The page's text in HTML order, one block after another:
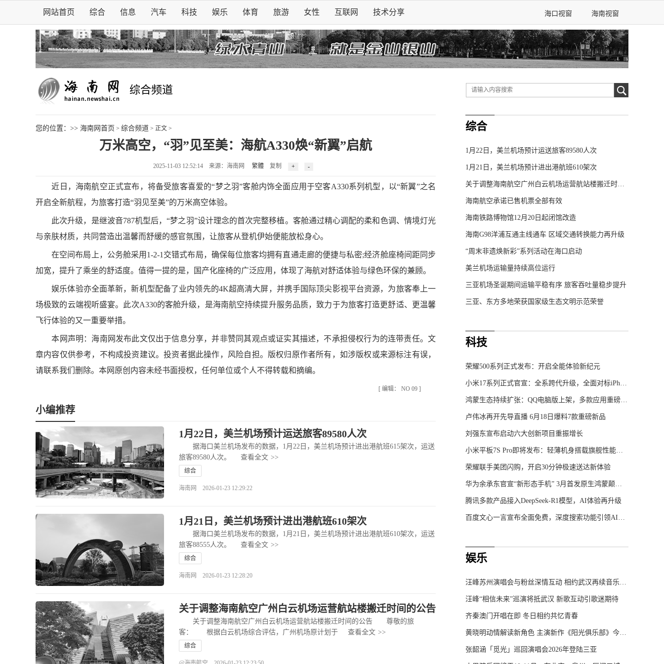
网站首页 综合 信息 汽车 科技 娱乐 体育 旅游 女性 互联网 技术分享 海口视窗 海南视窗
综合频道
您的位置：>> 海南网首页 > 综合频道 > 正文 >
万米高空，“羽”见至美：海航A330焕“新翼”启航
2025-11-03 12:52:14 来源：海南网 繁體 复制
近日，海南航空正式宣布，将备受旅客喜爱的“梦之羽”客舱内饰全面应用于空客A330系列机型，以“新翼”之名
开启全新航程，为旅客打造“羽见至美”的万米高空体验。
此次升级，是继波音787机型后，“梦之羽”设计理念的首次完整移植。客舱通过精心调配的柔和色调、情境灯光
与亲肤材质，共同营造出温馨而舒缓的感官氛围，让旅客从登机伊始便能放松身心。
在空间布局上，公务舱采用1-2-1交错式布局，确保每位旅客均拥有直通走廊的便捷与私密;经济舱座椅间距同步
加宽，提升了乘坐的舒适度。值得一提的是，国产化座椅的广泛应用，体现了海航对舒适体验与绿色环保的兼顾。
娱乐体验亦全面革新，新机型配备了业内领先的4K超高清大屏，并携手国际顶尖影视平台资源，为旅客奉上一
场极致的云端视听盛宴。此次A330的客舱升级，是海南航空持续提升服务品质，致力于为旅客打造更舒适、更温馨
飞行体验的又一重要举措。
本网声明：海南网发布此文仅出于信息分享，并非赞同其观点或证实其描述，不承担侵权行为的连带责任。文
章内容仅供参考，不构成投资建议。投资者据此操作，风险自担。版权归原作者所有，如涉版权或来源标注有误，
请联系我们删除。本网原创内容未经书面授权，任何单位或个人不得转载和摘编。
[ 编辑： NO 09 ]
小编推荐
1月22日，美兰机场预计运送旅客89580人次
据海口美兰机场发布的数据，1月22日，美兰机场预计进出港航班615架次，运送
旅客89580人次。
查看全文 >>
综合
海南网 2026-01-23 12:29:22
1月21日，美兰机场预计进出港航班610架次
据海口美兰机场发布的数据，1月21日，美兰机场预计进出港航班610架次，运送
旅客88555人次。
查看全文 >>
综合
海南网 2026-01-23 12:28:20
关于调整海南航空广州白云机场运营航站楼搬迁时间的公告
关于调整海南航空广州白云机场运营航站楼搬迁时间的公告 尊敬的旅
客： 根据白云机场综合评估，广州机场原计划于
查看全文 >>
综合
综合
1月22日，美兰机场预计运送旅客89580人次
1月21日，美兰机场预计进出港航班610架次
关于调整海南航空广州白云机场运营航站楼搬迁时间的公告
海南航空承诺已售机票全部有效
海南铁路博物馆12月20日起闭馆改造
海南G98洋浦互通主线通车 区域交通转换能力再升级
“周末非遗焕新彩”系列活动在海口启动
美兰机场运输量持续高位运行
三亚机场圣诞期间运输平稳有序 旅客吞吐量稳步提升
三亚、东方多地荣获国家级生态文明示范荣誉
科技
荣耀500系列正式发布：开启全能体验新纪元
小米17系列正式官宣：全系跨代升级，全面对标iPhone
鸿蒙生态持续扩张：QQ电脑版上架，多款应用重磅更新
卢伟冰再开先导直播 6月18日爆料7款重磅新品
刘强东宣布启动六大创新项目重振增长
小米平板7S Pro即将发布：轻薄机身搭载旗舰性能，重塑移动办公体验
荣耀联手美团闪购，开启30分钟极速送达新体验
华为余承东官宣“新形态手机” 3月首发原生鸿蒙颠覆想象
腾讯多款产品接入DeepSeek-R1模型，AI体验再升级
百度文心一言宣布全面免费，深度搜索功能引领AI新体验
娱乐
汪峰苏州演唱会与粉丝深情互动 相约武汉再续音乐之约
汪峰“相信未来”巡演将抵武汉 新歌互动引歌迷期待
齐秦澳门开唱在即 冬日相约共忆青春
黄晓明动情解读新角色 主演新作《阳光俱乐部》今日温暖上映
张韶涵「觅光」巡回演唱会2026年登陆三亚